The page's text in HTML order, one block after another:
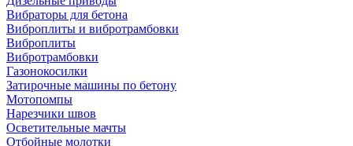
Вибраторы для бетона
Виброплиты и вибротрамбовки
Виброплиты
Вибротрамбовки
Газонокосилки
Затирочные машины по бетону
Мотопомпы
Нарезчики швов
Осветительные мачты
Отбойные молотки